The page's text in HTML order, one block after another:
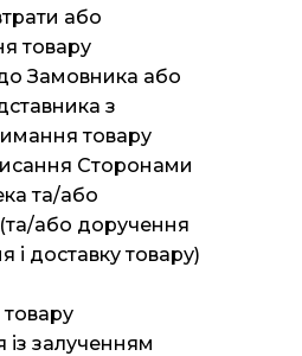
або
товару
Замовника або
з
товару
Сторонами
та/або
або доручення
і доставку товару)
товару
із залученням